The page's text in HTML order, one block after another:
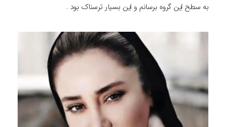
به سطح این گروه برسانم و این بسیار ترسناک بود .